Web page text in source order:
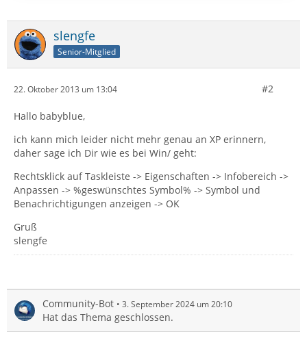
slengfe
Senior-Mitglied
22. Oktober 2013 um 13:04 #2
Hallo babyblue,
ich kann mich leider nicht mehr genau an XP erinnern,
daher sage ich Dir wie es bei Win/ geht:
Rechtsklick auf Taskleiste -> Eigenschaften -> Infobereich ->
Anpassen -> %geswünschtes Symbol% -> Symbol und
Benachrichtigungen anzeigen -> OK
Gruß
slengfe
Community-Bot 3. September 2024 um 20:10
Hat das Thema geschlossen.